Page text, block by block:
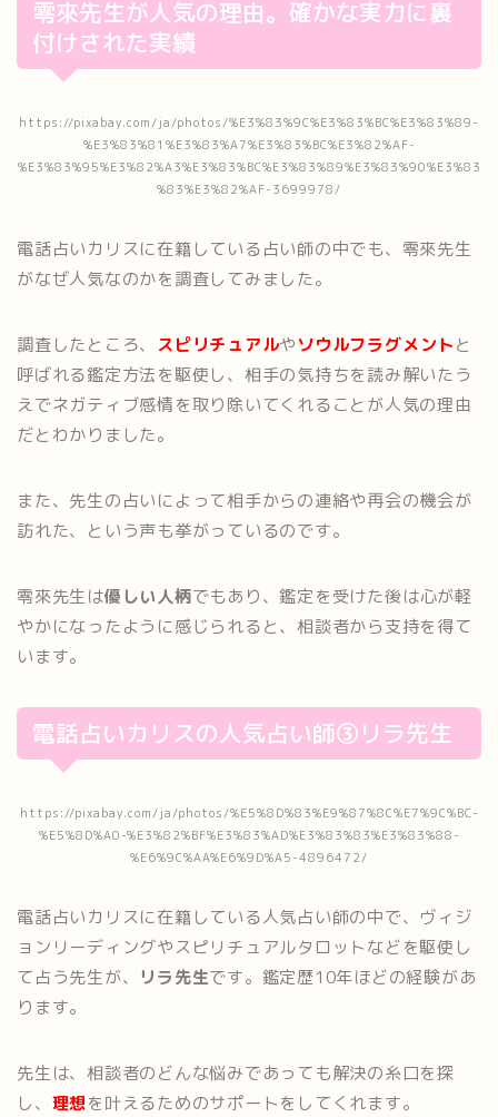
零來先生が人気の理由。確かな実力に裏
付けされた実績
https://pixabay.com/ja/photos/%E3%83%9C%E3%83%BC%E3%83%89-
%E3%83%81%E3%83%A7%E3%83%BC%E3%82%AF-
%E3%83%95%E3%82%A3%E3%83%BC%E3%83%89%E3%83%90%E3%83
%83%E3%82%AF-3699978/
電話占いカリスに在籍している占い師の中でも、零來先生
がなぜ人気なのかを調査してみました。
調査したところ、 スピリチュアルやソウルフラグメントと
呼ばれる鑑定方法を駆使し、相手の気持ちを読み解いたう
えでネガティブ感情を取り除いてくれることが人気の理由
だとわかりました。
また、先生の占いによって相手からの連絡や再会の機会が
訪れた、という声も挙がっているのです。
零來先生は優しい人柄でもあり、鑑定を受けた後は心が軽
やかになったように感じられると、相談者から支持を得て
います。
電話占いカリスの人気占い師③リラ先生
https://pixabay.com/ja/photos/%E5%8D%83%E9%87%8C%E7%9C%BC-
%E5%8D%A0-%E3%82%BF%E3%83%AD%E3%83%83%E3%83%88-
%E6%9C%AA%E6%9D%A5-4896472/
電話占いカリスに在籍している人気占い師の中で、ヴィジ
ョンリーディングやスピリチュアルタロットなどを駆使し
て占う先生が、
リラ先生です。鑑定歴10年ほどの経験があ
ります。
先生は、相談者のどんな悩みであっても解決の糸口を探
し、 理想を叶えるためのサポートをしてくれます。